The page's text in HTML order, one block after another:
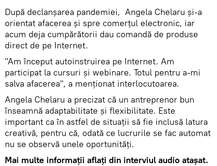
După declanșarea pandemiei, Angela Chelaru și-a
orientat afacerea și spre comerțul electronic, iar
acum deja cumpărătorii dau comandă de produse
direct de pe Internet.
"Am început autoinstruirea pe Internet. Am
participat la cursuri și webinare. Totul pentru a-mi
salva afacerea", a menționat interlocutoarea.
Angela Chelaru a precizat că un antreprenor bun
înseamnă adaptabilitate și flexibilitate. Este
important ca în astfel de situații să fie inclusă latura
creativă, pentru că, odată ce lucrurile se fac automat
nu se observă unele oportunități.
Mai multe informații aflați din interviul audio atașat.